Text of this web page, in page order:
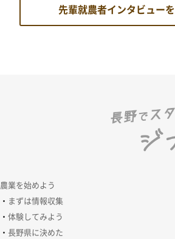
先輩就農者インタビューを
農業を始めよう
まずは情報収集
体験してみよう
長野県に決めた